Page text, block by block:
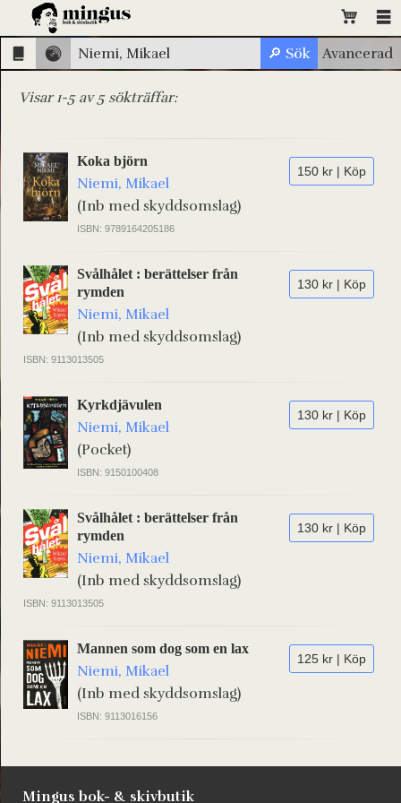
Visar 1-5 av 5 sökträffar:
150 kr | Köp
Koka björn
Niemi, Mikael
(Inb med skyddsomslag)
ISBN: 9789164205186
130 kr | Köp
Svålhålet : berättelser från
rymden
Niemi, Mikael
(Inb med skyddsomslag)
ISBN: 9113013505
130 kr | Köp
Kyrkdjävulen
Niemi, Mikael
(Pocket)
ISBN: 9150100408
130 kr | Köp
Svålhålet : berättelser från
rymden
Niemi, Mikael
(Inb med skyddsomslag)
ISBN: 9113013505
125 kr | Köp
Mannen som dog som en lax
Niemi, Mikael
(Inb med skyddsomslag)
ISBN: 9113016156
Mingus bok- & skivbutik